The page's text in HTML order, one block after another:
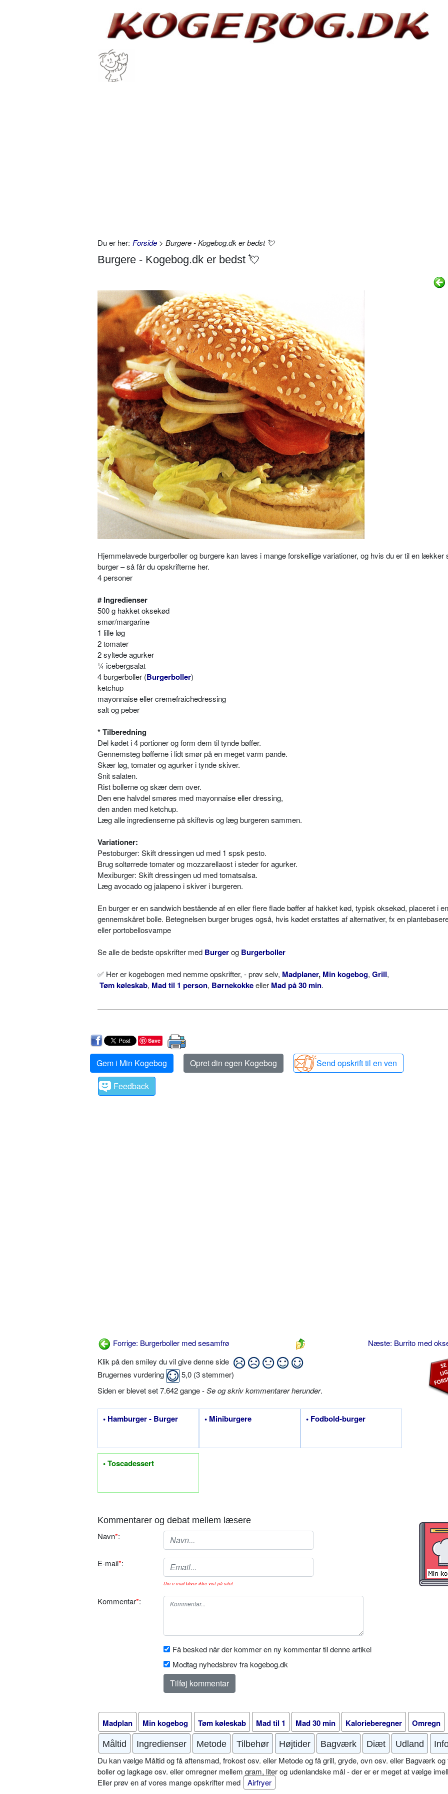
Du er her: Forside > Burgere - Kogebog.dk er bedst 💘
Burgere - Kogebog.dk er bedst 💘
Hjemmelavede burgerboller og burgere kan laves i mange forskellige variationer, og hvis du er til en lækker
burger – så får du opskrifterne her.
4 personer
# Ingredienser
500 g hakket oksekød
smør/margarine
1 lille løg
2 tomater
2 syltede agurker
¼ icebergsalat
4 burgerboller (Burgerboller)
ketchup
mayonnaise eller cremefraichedressing
salt og peber
* Tilberedning
Del kødet i 4 portioner og form dem til tynde bøffer.
Gennemsteg bøfferne i lidt smør på en meget varm pande.
Skær løg, tomater og agurker i tynde skiver.
Snit salaten.
Rist bollerne og skær dem over.
Den ene halvdel smøres med mayonnaise eller dressing,
den anden med ketchup.
Læg alle ingredienserne på skiftevis og læg burgeren sammen.
Variationer:
Pestoburger: Skift dressingen ud med 1 spsk pesto.
Brug soltørrede tomater og mozzarellaost i steder for agurker.
Mexiburger: Skift dressingen ud med tomatsalsa.
Læg avocado og jalapeno i skiver i burgeren.
En burger er en sandwich bestående af en eller flere flade bøffer af hakket kød, typisk oksekød, placeret i en
gennemskåret bolle. Betegnelsen burger bruges også, hvis kødet erstattes af alternativer, fx en
eller portobellosvampe
Se alle de bedste opskrifter med Burgerog Burgerboller
✅ Her er kogebogen med nemme opskrifter, - prøv selv, Madplaner, Min kogebog, Grill,
Tøm køleskab, Mad til 1 person, Børnekokkeeller Mad på 30 min.
Save
Gem i Min Kogebog Opret din egen Kogebog
Send opskrift til en ven
Feedback
Forrige: Burgerboller med sesamfrø
Næste: Burrito med
Klik på den smiley du vil give denne side
Brugernes vurdering
5,0 (3stemmer)
Siden er blevet set 7.642 gange -Se og skriv kommentarer herunder.
• Hamburger - Burger • Miniburgere • Fodbold-burger
• Toscadessert
Kommentarer og debat mellem læsere
Navn*:
E-mail*:
Din e-mail bliver ikke vist på sitet.
Kommentar*:
Få besked når der kommer en ny kommentar til denne artikel
Modtag nyhedsbrev fra kogebog.dk
Madplan Min kogebog Tøm køleskab Mad til 1 Mad 30 min Kalorieberegner Omregn
Måltid Ingredienser Metode Tilbehør Højtider Bagværk Diæt Udland
Du kan vælge Måltid og få aftensmad, frokost osv. eller Metode og få grill, gryde, ovn osv. eller Bagværk og
boller og lagkage osv. eller omregner mellem gram, liter og udenlandske mål - der er er meget at vælge
Eller prøv en af vores mange opskrifter med
Airfryer